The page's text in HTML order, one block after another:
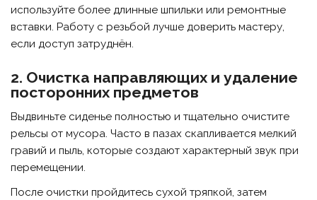
используйте более длинные шпильки или ремонтные
вставки. Работу с резьбой лучше доверить мастеру,
если доступ затруднён.
2. Очистка направляющих и удаление
посторонних предметов
Выдвиньте сиденье полностью и тщательно очистите
рельсы от мусора. Часто в пазах скапливается мелкий
гравий и пыль, которые создают характерный звук при
перемещении.
После очистки пройдитесь сухой тряпкой, затем